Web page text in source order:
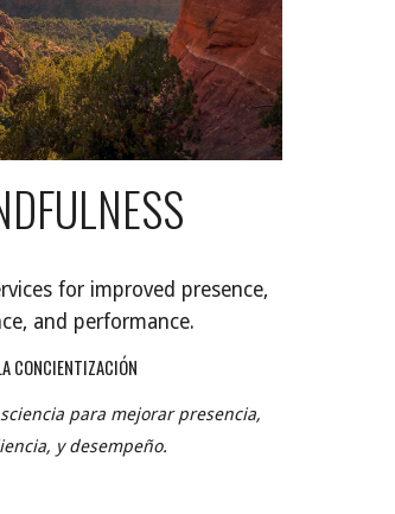
for improved presence,
and performance.
CONCIENTIZACIÓN
para mejorar presencia,
y desempeño.